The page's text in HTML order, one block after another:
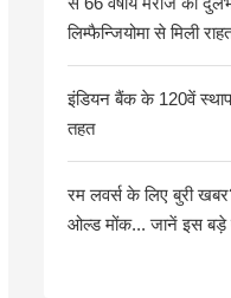
लिम्फैन्जियोमा से मिली
इंडियन बैंक के 120वें
तहत
रम लवर्स के लिए बुरी
ओल्ड मोंक... जानें इस बड़े